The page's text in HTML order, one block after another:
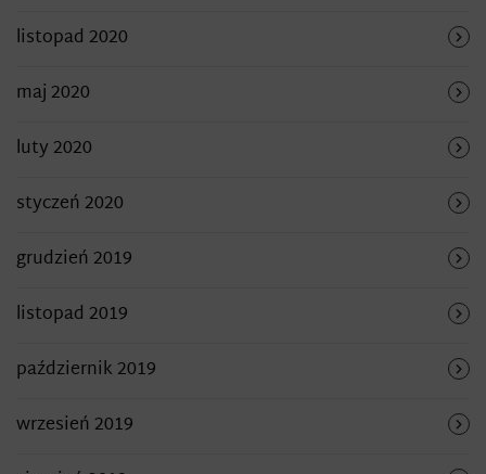
listopad 2020
maj 2020
luty 2020
styczeń 2020
grudzień 2019
listopad 2019
październik 2019
wrzesień 2019